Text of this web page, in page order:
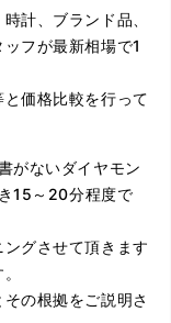
かり易く、安心
だったので助か
計、ブランド品、
フが最新相場で1
価格比較を行って
がないダイヤモン
15～20分程度で
グさせて頂きます
の根拠をご説明さ